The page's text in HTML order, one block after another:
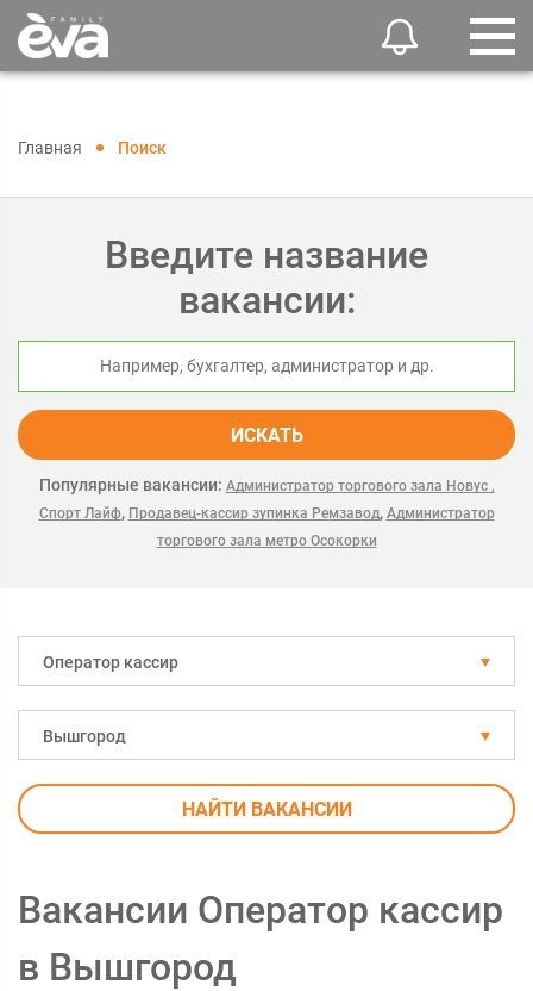
Главная Поиск
Введите название
вакансии:
ИСКАТЬ
Популярные вакансии: Администратор торгового зала Новус ,
Спорт Лайф, Продавец-кассир зупинка Ремзавод, Администратор
торгового зала метро Осокорки
Оператор кассир
Вышгород
НАЙТИ ВАКАНСИИ
Вакансии Оператор кассир
в Вышгород